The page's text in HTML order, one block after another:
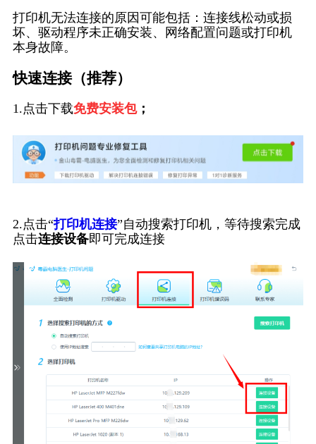
打印机无法连接的原因可能包括：连接线松动或损
坏、驱动程序未正确安装、网络配置问题或打印机
本身故障。
快速连接（推荐）
1.点击下载免费安装包；
2.点击“打印机连接”自动搜索打印机，等待搜索完成
点击连接设备即可完成连接